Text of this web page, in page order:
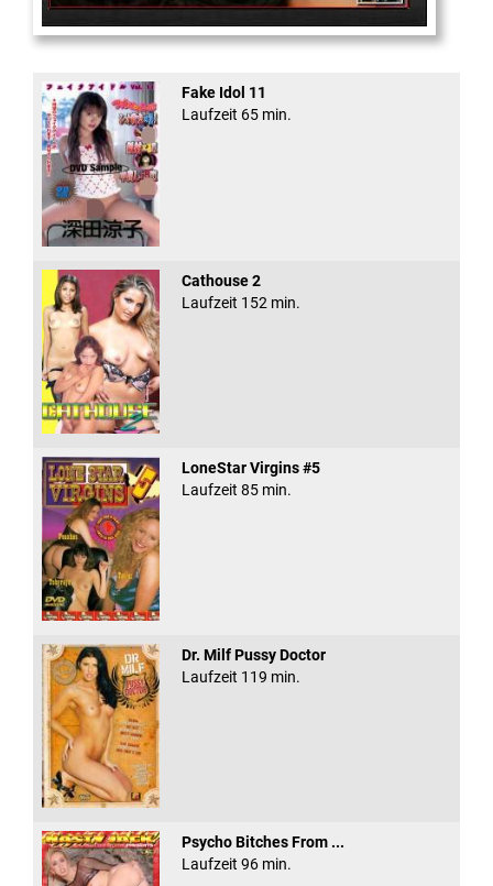
For That
Fake Idol 11
Laufzeit 65 min.
Cathouse 2
Laufzeit 152 min.
LoneStar Virgins #5
Laufzeit 85 min.
Dr. Milf Pussy Doctor
Laufzeit 119 min.
Psycho Bitches From ...
Laufzeit 96 min.